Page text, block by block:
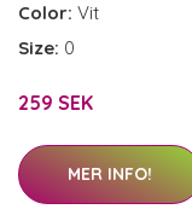
Color: Vit
Size: 0
259 SEK
MER INFO!